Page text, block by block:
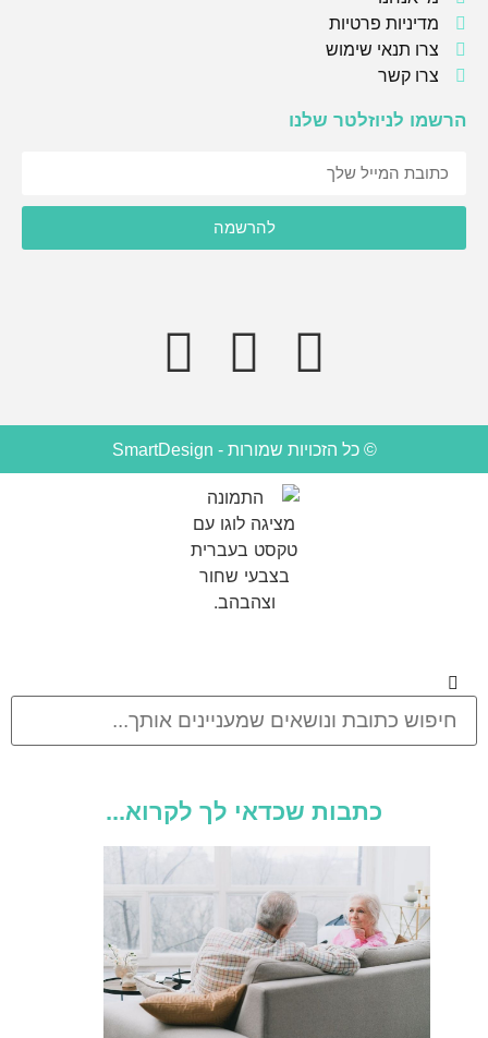
מדיניות פרטיות
צרו תנאי שימוש
צרו קשר
הרשמו לניוזלטר שלנו
אני מסכימ/ה לקבל תוכן, דברי פרסומות או עדכונים מהחברה או
מצדדים שלישיים לדוא"ל, מסרונים או טלפון.
להרשמה
© כל הזכויות שמורות - SmartDesign
כתבות שכדאי לך לקרוא...